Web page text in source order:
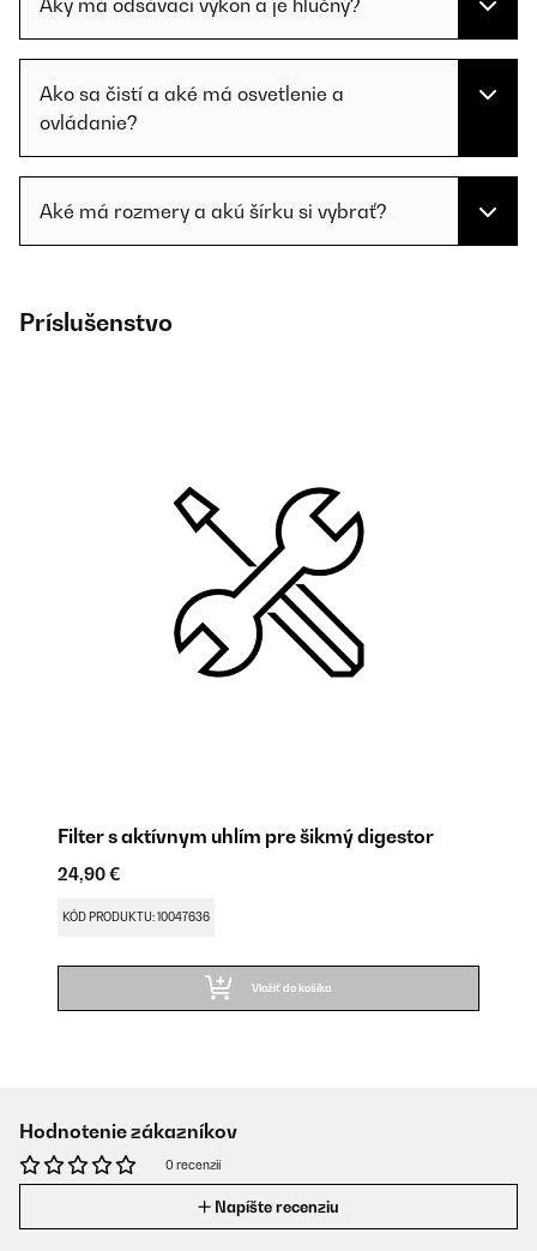
Aký má odsávací výkon a je hlučný?
Ako sa čistí a aké má osvetlenie a
ovládanie?
Aké má rozmery a akú šírku si vybrať?
Príslušenstvo
Filter s aktívnym uhlím pre šikmý digestor
24,90 €
KÓD PRODUKTU: 10047636
Vložiť do košíka
Hodnotenie zákazníkov
0 recenzií
Napíšte recenziu